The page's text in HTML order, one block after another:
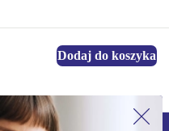
Dodaj do koszyka